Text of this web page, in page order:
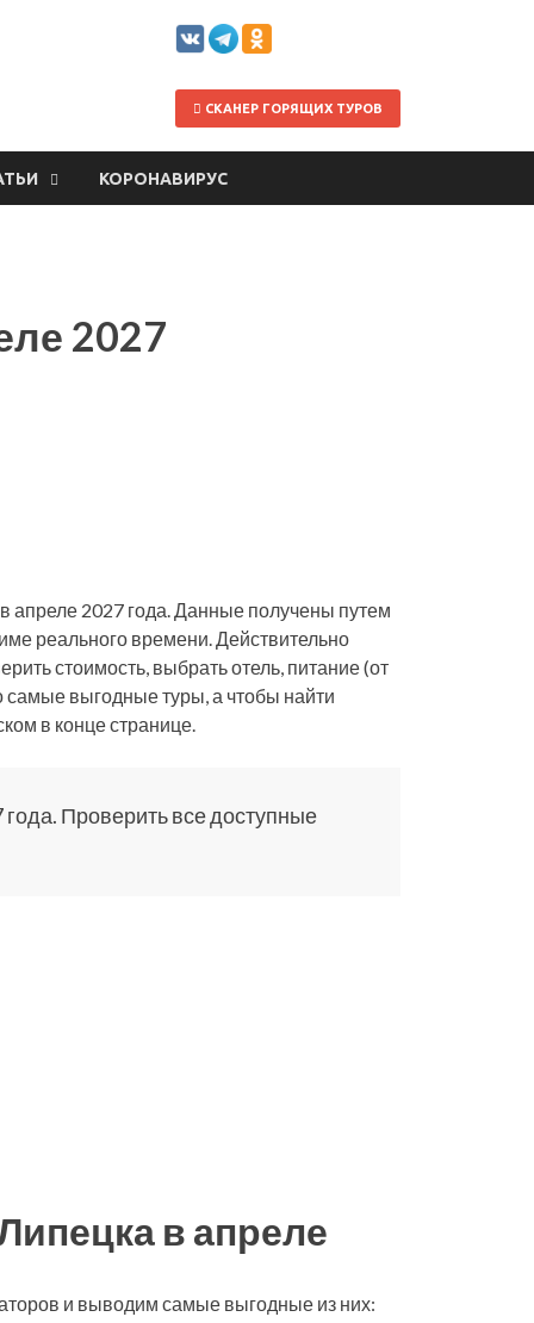
СКАНЕР ГОРЯЩИХ ТУРОВ
КОРОНАВИРУС
2027
апреле 2027 года. Данные получены путем
реального времени. Действительно
стоимость, выбрать отель, питание (от
самые выгодные туры, а чтобы найти
в конце странице.
Проверить все доступные
в апреле
и выводим самые выгодные из них: